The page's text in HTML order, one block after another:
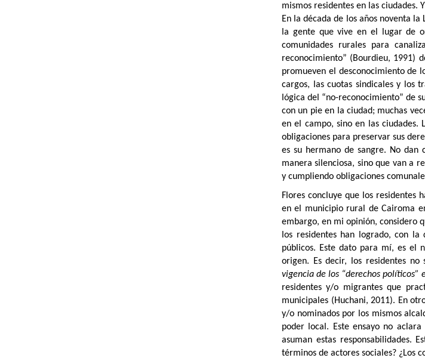
mismos residentes en las ciudades.
En la década de los años noventa
la gente que vive en el lugar de
comunidades rurales para
reconocimiento” (Bourdieu, 1991)
promueven el desconocimiento de
cargos, las cuotas sindicales y los
lógica del “no-reconocimiento” de
con un pie en la ciudad; muchas
en el campo, sino en las ciudades.
obligaciones para preservar sus
es su hermano de sangre. No dan
manera silenciosa, sino que van a
y cumpliendo obligaciones
Flores concluye que los residentes
en el municipio rural de Cairoma
embargo, en mi opinión, considero
los residentes han logrado, con
públicos. Este dato para mí, es el
origen. Es decir, los residentes
vigencia de los “derechos políticos”
residentes y/o migrantes que
municipales (Huchani, 2011). En
y/o nominados por los mismos
poder local. Este ensayo no
asuman estas responsabilidades.
términos de actores sociales? ¿Los